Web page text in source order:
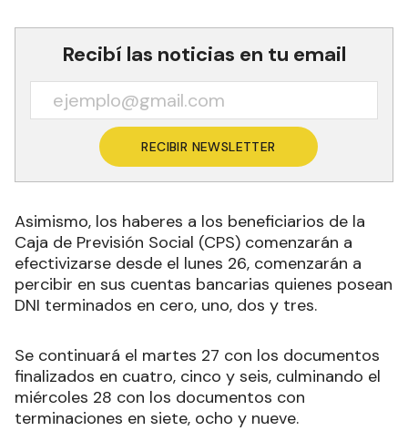
Recibí las noticias en tu email
RECIBIR NEWSLETTER
Asimismo, los haberes a los beneficiarios de la
Caja de Previsión Social (CPS) comenzarán a
efectivizarse desde el lunes 26, comenzarán a
percibir en sus cuentas bancarias quienes posean
DNI terminados en cero, uno, dos y tres.
Se continuará el martes 27 con los documentos
finalizados en cuatro, cinco y seis, culminando el
miércoles 28 con los documentos con
terminaciones en siete, ocho y nueve.